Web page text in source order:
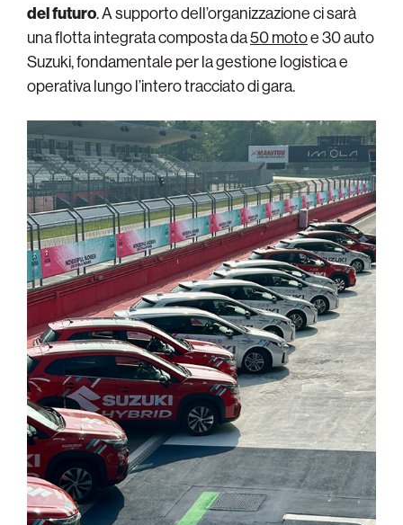
del futuro. A supporto dell’organizzazione ci sarà
una flotta integrata composta da50 motoe 30 auto
Suzuki, fondamentale per la gestione logistica e
operativa lungo l’intero tracciato di gara.